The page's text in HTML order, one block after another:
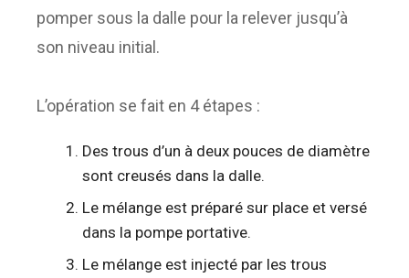
pomper sous la dalle pour la relever jusqu’à
son niveau initial.
L’opération se fait en 4 étapes :
Des trous d’un à deux pouces de diamètre
sont creusés dans la dalle.
Le mélange est préparé sur place et versé
dans la pompe portative.
Le mélange est injecté par les trous